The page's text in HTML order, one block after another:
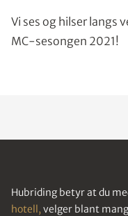
Vi ses og hilser langs
MC-sesongen 2021!
Hubriding betyr at du
hotell, velger blant